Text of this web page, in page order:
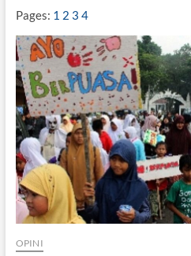
s
a
d
n
P
e
m
b
e
n
u
k
a
Pages: 1 2 3 4
OPINI